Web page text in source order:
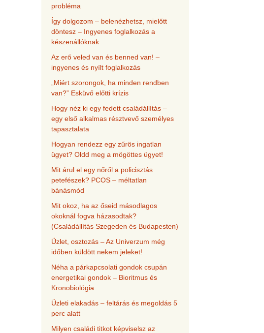
probléma
Így dolgozom – belenézhetsz, mielőtt
döntesz – Ingyenes foglalkozás a
készenállóknak
Az erő veled van és benned van! –
ingyenes és nyílt foglalkozás
„Miért szorongok, ha minden rendben
van?” Esküvő előtti krízis
Hogy néz ki egy fedett családállítás –
egy első alkalmas résztvevő személyes
tapasztalata
Hogyan rendezz egy zűrös ingatlan
ügyet? Oldd meg a mögöttes ügyet!
Mit árul el egy nőről a policisztás
petefészek? PCOS – méltatlan
bánásmód
Mit okoz, ha az őseid másodlagos
okoknál fogva házasodtak?
(Családállítás Szegeden és Budapesten)
Üzlet, osztozás – Az Univerzum még
időben küldött nekem jeleket!
Néha a párkapcsolati gondok csupán
energetikai gondok – Bioritmus és
Kronobiológia
Üzleti elakadás – feltárás és megoldás 5
perc alatt
Milyen családi titkot képviselsz az